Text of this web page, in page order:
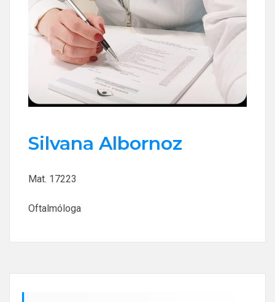
Silvana Albornoz
Mat. 17223
Oftalmóloga